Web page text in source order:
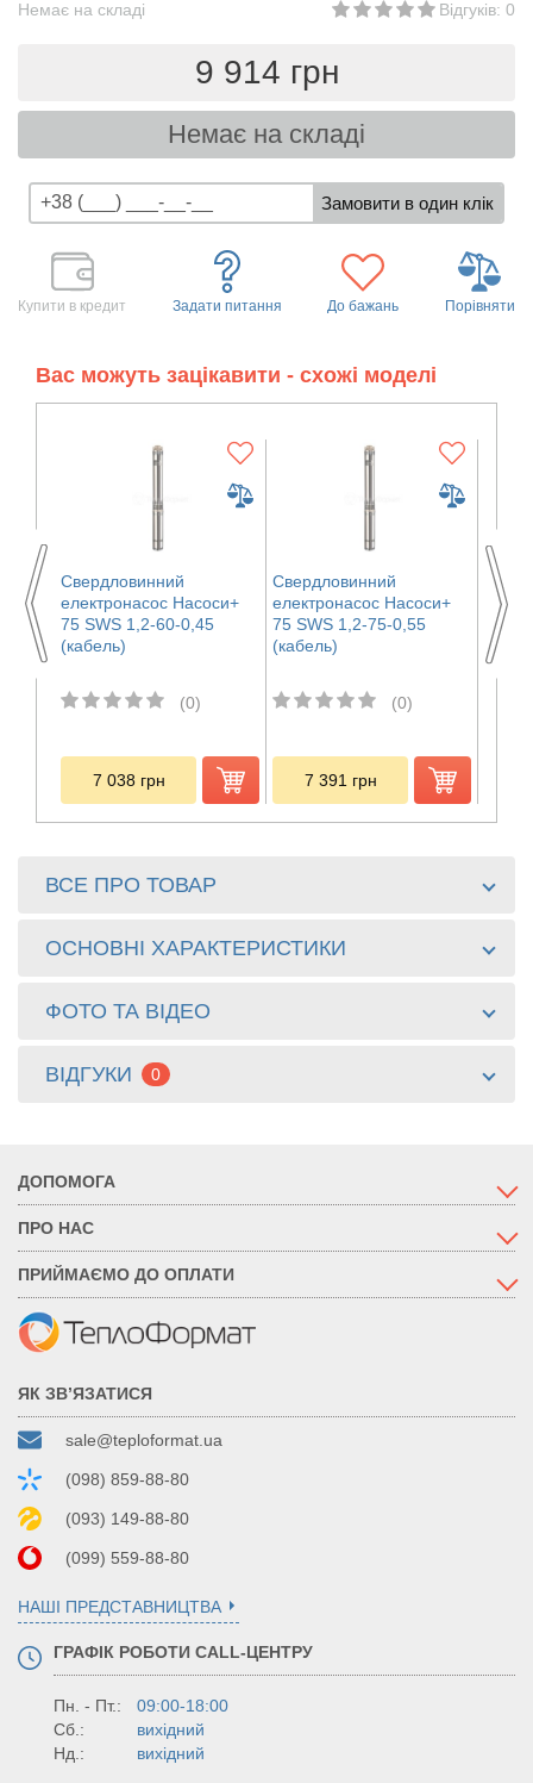
Немає на складі Відгуків: 0
9 914 грн
Немає на складі
Купити в кредит Задати питання До бажань Порівняти
Вас можуть зацікавити - схожі моделі
Свердловинний
електронасос Насоси+
75 SWS 1,2-60-0,45
(кабель)
(0)
7 038 грн
Свердловинний
електронасос Насоси+
75 SWS 1,2-75-0,55
(кабель)
(0)
7 391 грн
75
ВСЕ ПРО ТОВАР
ОСНОВНІ ХАРАКТЕРИСТИКИ
ФОТО ТА ВІДЕО
ВІДГУКИ 0
ДОПОМОГА
ПРО НАС
ПРИЙМАЄМО ДО ОПЛАТИ
ЯК ЗВ’ЯЗАТИСЯ
sale@teploformat.ua
(098) 859-88-80
(093) 149-88-80
(099) 559-88-80
НАШІ ПРЕДСТАВНИЦТВА
ГРАФІК РОБОТИ CALL-ЦЕНТРУ
Пн. - Пт.:
09:00-18:00
Сб.:
вихідний
Нд.:
вихідний